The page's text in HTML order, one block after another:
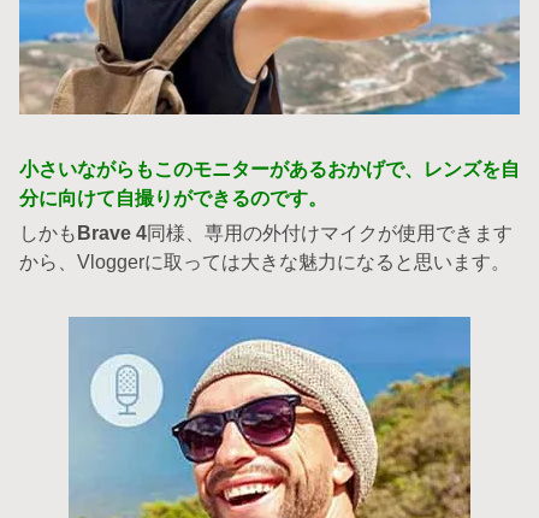
小さいながらもこのモニターがあるおかげで、レンズを自
分に向けて自撮りができるのです。
しかも Brave 4同様、専用の外付けマイクが使用できます
から、Vloggerに取っては大きな魅力になると思います。